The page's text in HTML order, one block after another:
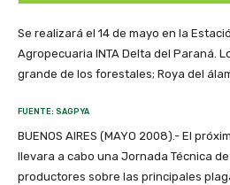
Se realizará el 14 de mayo en la
Agropecuaria INTA Delta del Paraná.
grande de los forestales; Roya del
FUENTE: SAGPYA
BUENOS AIRES (MAYO 2008).- El
llevara a cabo una Jornada Técnica
productores sobre las principales